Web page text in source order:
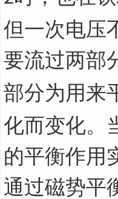
但一次电压
要流过两部
部分为用来
化而变化。
的平衡作用
通过磁势平